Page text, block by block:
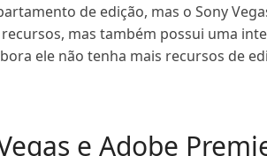
de edição, mas o Sony
mas também possui uma
ele não tenha mais recursos de
e Adobe